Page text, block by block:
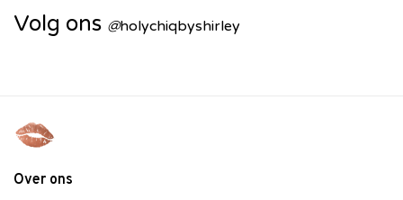
Volg ons @holychiqbyshirley
Over ons